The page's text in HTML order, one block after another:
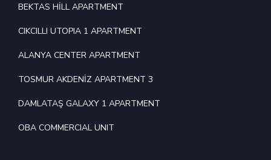
BEKTAS HİLL APARTMENT
CIKCILLI UTOPIA 1 APARTMENT
ALANYA CENTER APARTMENT
TOSMUR AKDENİZ APARTMENT 3
DAMLATAŞ GALAXY 1 APARTMENT
OBA COMMERCIAL UNIT